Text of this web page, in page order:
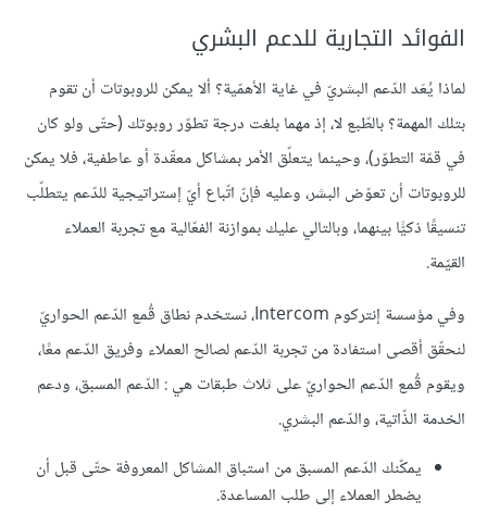
الفوائد التجارية للدعم البشري
لماذا يُعَد الدّعم البشريّ في غاية الأهمّية؟ ألا يمكن للروبوتات أن تقوم
بتلك المهمة؟ بالطّبع لا، إذ مهما بلغت درجة تطوّر روبوتك (حتّى ولو كان
في قمّة التطوّر)، وحينما يتعلّق الأمر بمشاكل معقّدة أو عاطفية، فلا يمكن
للروبوتات أن تعوّض البشر، وعليه فإنّ اتّباع أيّ إستراتيجية للدّعم يتطلّب
تنسيقًا ذكيًّا بينهما، وبالتالي عليك بموازنة الفعّالية مع تجربة العملاء
القيّمة.
وفي مؤسسة إنتركوم Intercom، نستخدم نطاق قُمع الدّعم الحواريّ
لنحقّق أقصى استفادة من تجربة الدّعم لصالح العملاء وفريق الدّعم معًا،
ويقوم قُمع الدّعم الحواريّ على ثلاث طبقات هي : الدّعم المسبق، ودعم
الخدمة الذّاتية، والدّعم البشري.
يمكّنك الدّعم المسبق من استباق المشاكل المعروفة حتّى قبل أن
يضطر العملاء إلى طلب المساعدة.